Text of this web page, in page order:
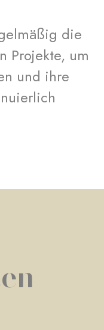
die
Projekte, um
und ihre